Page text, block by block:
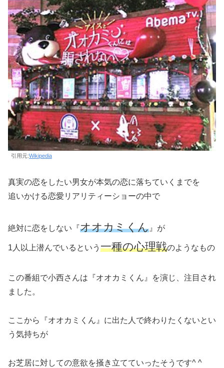
引用元:Wikipedia
真実の恋をしたい男女が本気の恋に落ちていくまでを
追いかける恋愛リアリティーショーの中で
絶対に恋をしない『オオカミくん』が
1人以上潜んでいるという 一種の心理戦のようなもの
この番組で小西さんは『オオカミくん』を演じ、注目され
ました。
ここから『オオカミくん』に出た人で終わりたくないとい
う気持ちが
お芝居に対しての意欲を掻き立てていったそうです^ ^